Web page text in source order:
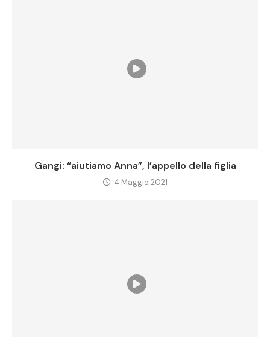
Gangi: “aiutiamo Anna”, l’appello della figlia
4 Maggio 2021